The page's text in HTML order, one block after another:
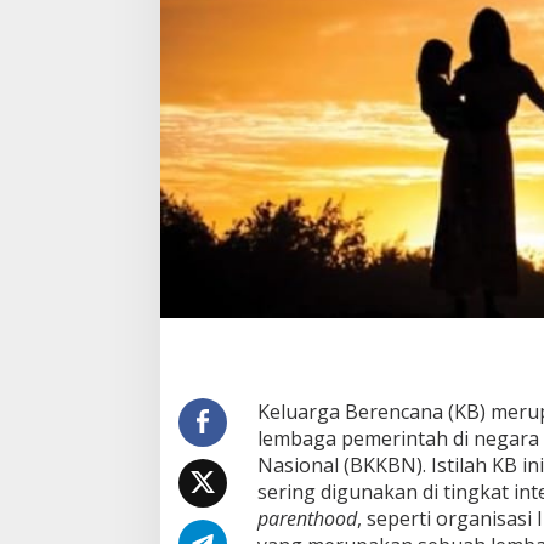
Keluarga Berencana (KB)
lembaga pemerintah di
Nasional (BKKBN). Istilah KB
sering digunakan di tingkat
parenthood, seperti organisasi